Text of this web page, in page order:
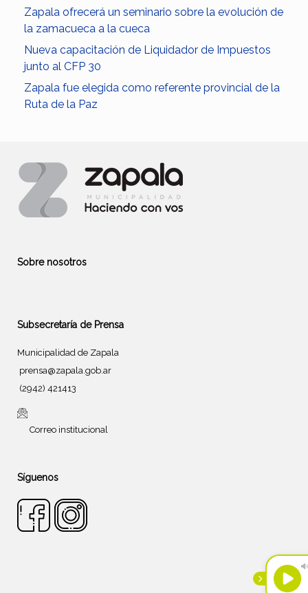
Zapala ofrecerá un seminario sobre la evolución de
la zamacueca a la cueca
Nueva capacitación de Liquidador de Impuestos
junto al CFP 30
Zapala fue elegida como referente provincial de la
Ruta de la Paz
Sobre nosotros
Subsecretaría de Prensa
Municipalidad de Zapala
prensa@zapala.gob.ar
(2942) 421413
Correo institucional
Síguenos